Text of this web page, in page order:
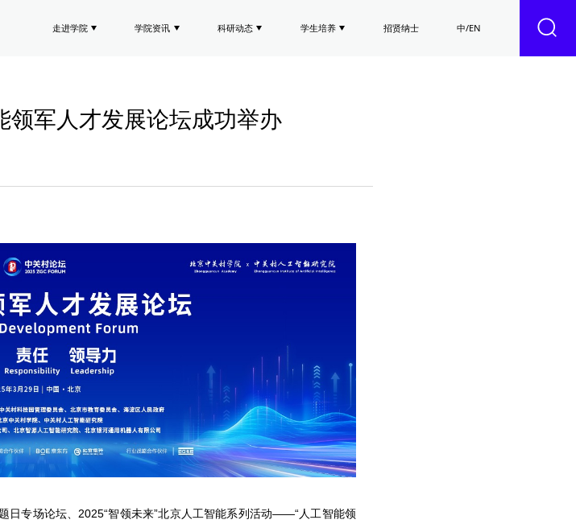
走进学院 学院资讯 科研动态 学生培养 招贤纳士 中/EN
军人才发展论坛成功举办
日专场论坛、2025“智领未来”北京人工智能系列活动——“人工智能领